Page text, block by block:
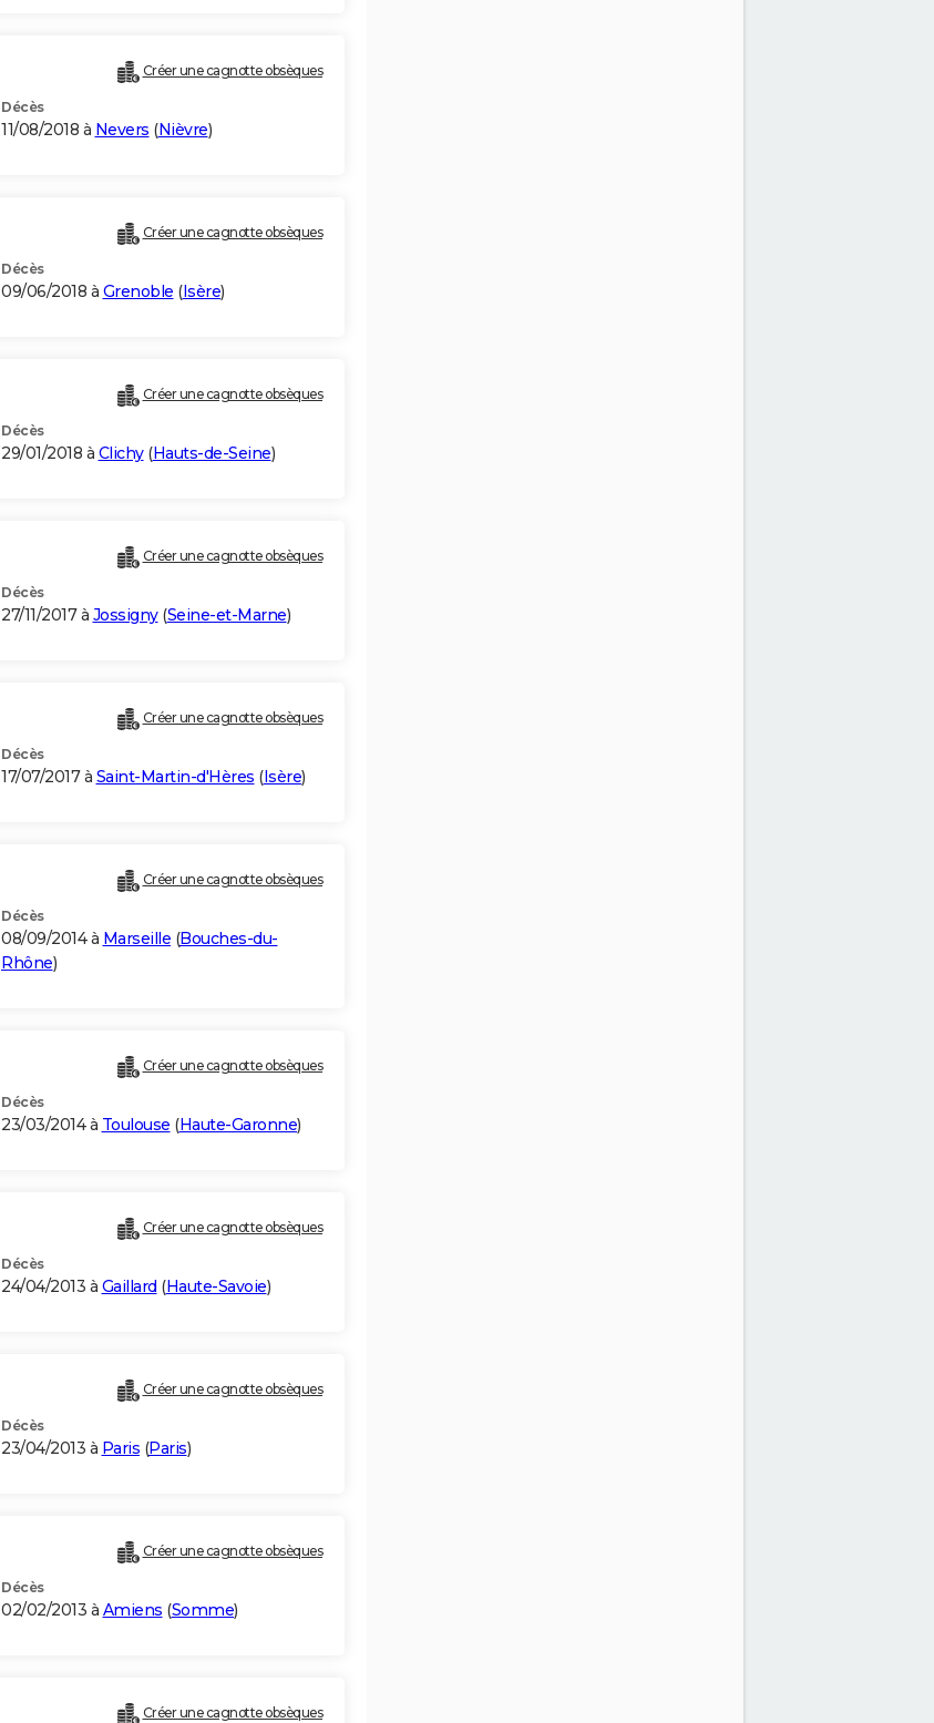
Créer une cagnotte obsèques
Décès
11/08/2018 à Nevers (Nièvre)
Créer une cagnotte obsèques
Décès
09/06/2018 à Grenoble (Isère)
Créer une cagnotte obsèques
Décès
29/01/2018 à Clichy(Hauts-de-Seine)
Créer une cagnotte obsèques
Décès
27/11/2017 à Jossigny(Seine-et-Marne)
Créer une cagnotte obsèques
Décès
17/07/2017 à Saint-Martin-d'Hères (Isère)
Créer une cagnotte obsèques
Décès
08/09/2014 à Marseille (Bouches-du-
Rhône)
Créer une cagnotte obsèques
Décès
23/03/2014 à Toulouse (Haute-Garonne)
Créer une cagnotte obsèques
Décès
24/04/2013 à Gaillard (Haute-Savoie)
Créer une cagnotte obsèques
Décès
23/04/2013 à Paris (Paris)
Créer une cagnotte obsèques
Décès
02/02/2013 à Amiens (Somme)
Créer une cagnotte obsèques